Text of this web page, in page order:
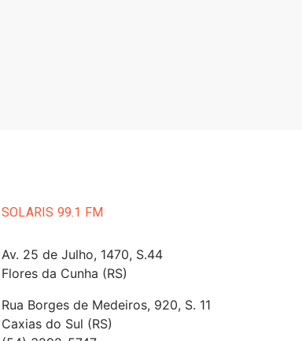
SOLARIS 99.1 FM
Av. 25 de Julho, 1470, S.44
Flores da Cunha (RS)
Rua Borges de Medeiros, 920, S. 11
Caxias do Sul (RS)